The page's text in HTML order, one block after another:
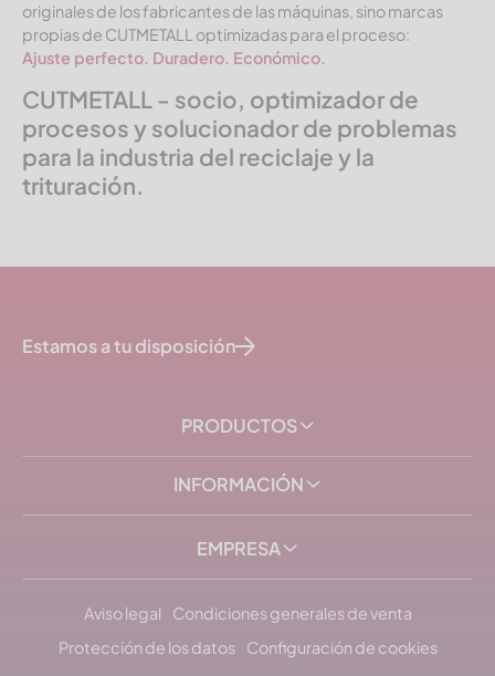
originales de los fabricantes de las máquinas, sino marcas
propias de CUTMETALL optimizadas para el proceso:
Ajuste perfecto. Duradero. Económico.
CUTMETALL - socio, optimizador de
procesos y solucionador de problemas
para la industria del reciclaje y la
trituración.
Estamos a tu disposición
PRODUCTOS
INFORMACIÓN
EMPRESA
Aviso legal
Condiciones generales de venta
Protección de los datos
Configuración de cookies